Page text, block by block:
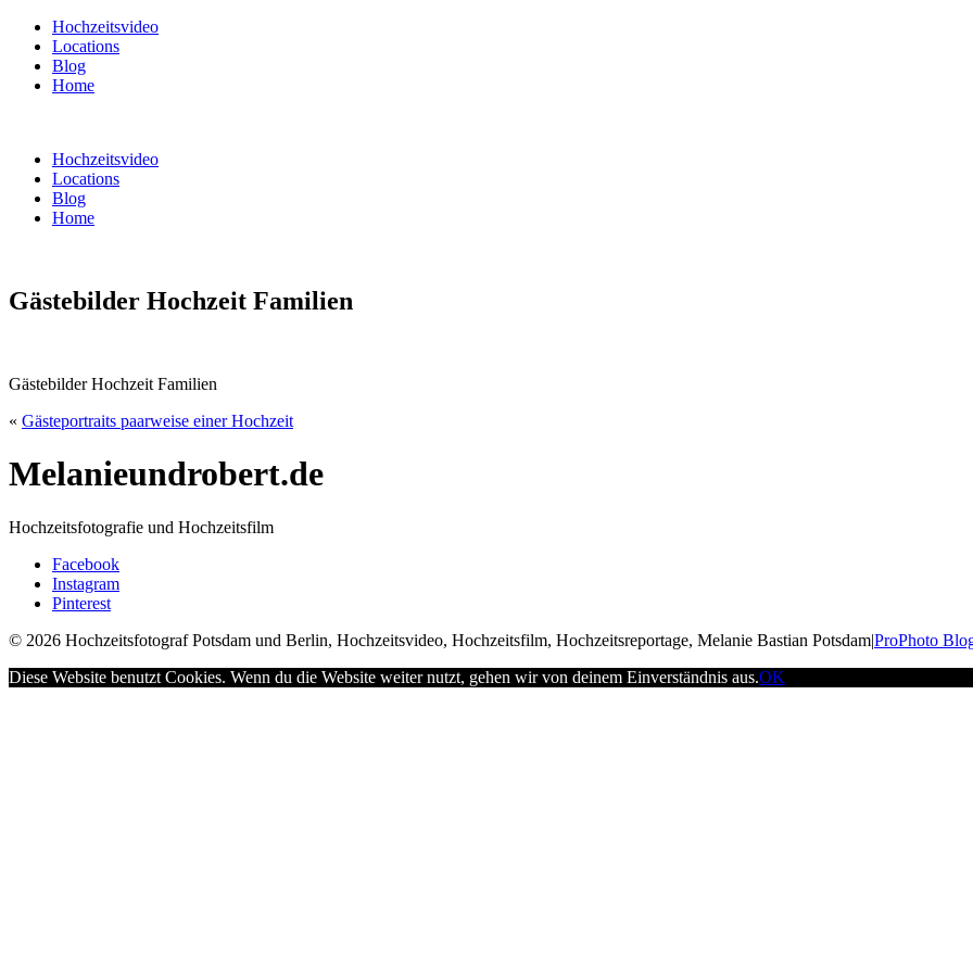
Hochzeitsvideo
Locations
Blog
Home
Hochzeitsvideo
Locations
Blog
Home
Gästebilder Hochzeit Familien
Gästebilder Hochzeit Familien
« Gästeportraits paarweise einer Hochzeit
Melanieundrobert.de
Hochzeitsfotografie und Hochzeitsfilm
Facebook
Instagram
Pinterest
© 2026 Hochzeitsfotograf Potsdam und Berlin, Hochzeitsvideo, Hochzeitsfilm, Hochzeitsreportage, Melanie Bastian Potsdam|ProPhoto
Diese Website benutzt Cookies. Wenn du die Website weiter nutzt, gehen wir von deinem Einverständnis aus.OK